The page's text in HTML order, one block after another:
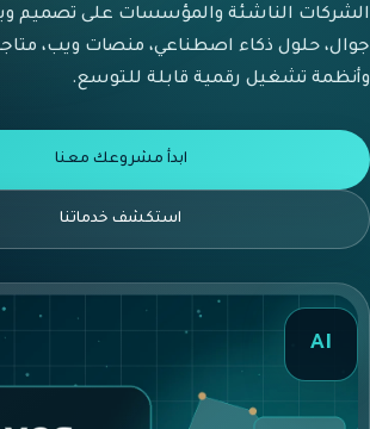
الشركات الناشئة والمؤسسات على تصميم
جوال، حلول ذكاء اصطناعي، منصات ويب، متاجر
وأنظمة تشغيل رقمية قابلة للتوسع.
ابدأ مشروعك معنا
استكشف خدماتنا
AI